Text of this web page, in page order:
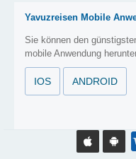
Yavuzreisen Mobile
Sie können den
mobile Anwendung
IOS ANDROID